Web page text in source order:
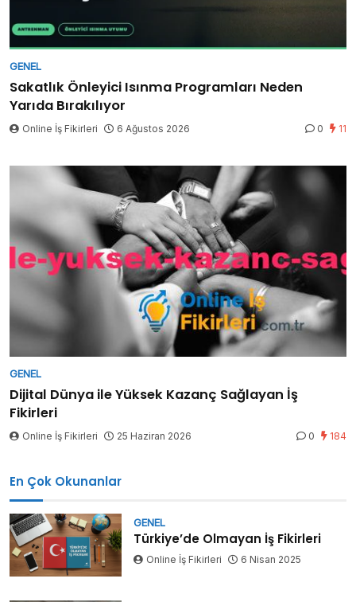
GENEL
Sakatlık Önleyici Isınma Programları Neden
Yarıda Bırakılıyor
Online İş Fikirleri 6 Ağustos 2026 0 11
GENEL
Dijital Dünya ile Yüksek Kazanç Sağlayan İş
Fikirleri
Online İş Fikirleri 25 Haziran 2026 0 184
En Çok Okunanlar
GENEL
Türkiye’de Olmayan İş Fikirleri
Online İş Fikirleri 6 Nisan 2025